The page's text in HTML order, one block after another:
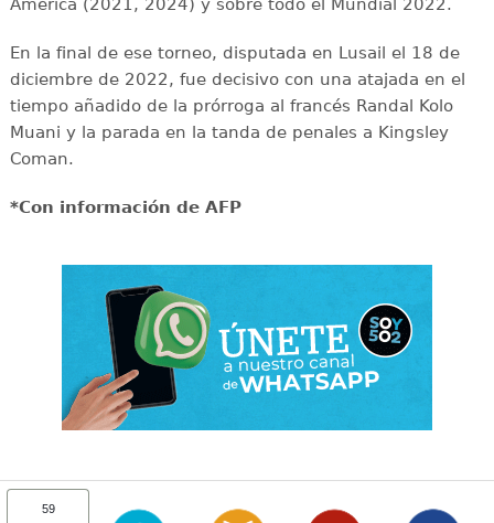
América (2021, 2024) y sobre todo el Mundial 2022.
En la final de ese torneo, disputada en Lusail el 18 de
diciembre de 2022, fue decisivo con una atajada en el
tiempo añadido de la prórroga al francés Randal Kolo
Muani y la parada en la tanda de penales a Kingsley
Coman.
*Con información de AFP
59